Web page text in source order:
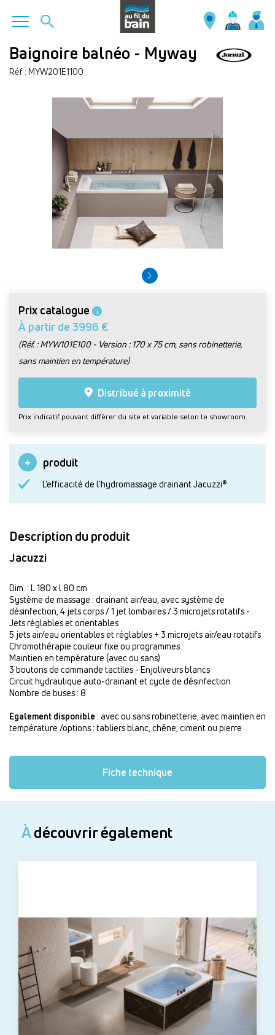
Aller
contenu
Baignoire balnéo - Myway
Réf : MYW201E1100
Prix catalogue i
À partir de 3996 €
(Réf. : MYW101E100 - Version : 170 x 75 cm, sans robinetterie,
sans maintien en température)
Distribué à proximité
Prix indicatif pouvant différer du site et variable selon le showroom.
produit
L’efficacité de l’hydromassage drainant Jacuzzi®
Description du produit
Jacuzzi
Dim. : L 180 x l 80 cm
Système de massage : drainant air/eau, avec système de
désinfection, 4 jets corps / 1 jet lombaires / 3 microjets rotatifs -
Jets réglables et orientables
5 jets air/eau orientables et réglables + 3 microjets air/eau rotatifs
Chromothérapie couleur fixe ou programmes
Maintien en température (avec ou sans)
3 boutons de commande tactiles - Enjoliveurs blancs
Circuit hydraulique auto-drainant et cycle de désinfection
Nombre de buses : 8
Egalement disponible : avec ou sans robinetterie, avec maintien en
température /options : tabliers blanc, chêne, ciment ou pierre
Fiche technique
Àdécouvrir également